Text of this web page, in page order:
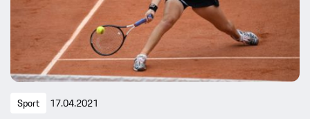
Sport 17.04.2021